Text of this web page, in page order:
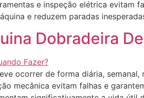
e inspeção elétrica evitam
e reduzem paradas
Dobradeira
ocorrer de forma diária,
mecânica evitam falhas e